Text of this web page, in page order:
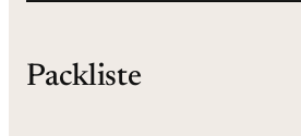
Packliste